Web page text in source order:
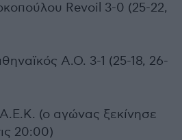
Revoil 3-0 (25-22,
Α.Ο. 3-1 (25-18, 26-
(ο αγώνας ξεκίνησε
20:00)